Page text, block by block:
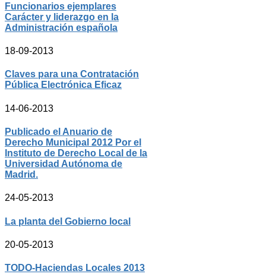
Funcionarios ejemplares
Carácter y liderazgo en la
Administración española
18-09-2013
Claves para una Contratación
Pública Electrónica Eficaz
14-06-2013
Publicado el Anuario de
Derecho Municipal 2012 Por el
Instituto de Derecho Local de la
Universidad Autónoma de
Madrid.
24-05-2013
La planta del Gobierno local
20-05-2013
TODO-Haciendas Locales 2013